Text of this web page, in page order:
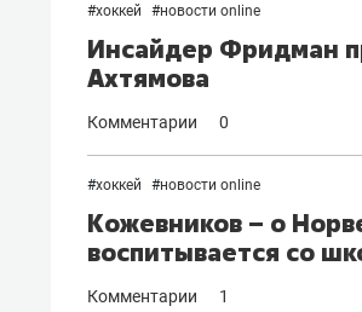
#хоккей #новости online
Инсайдер Фридман
Ахтямова
Комментарии 0
#хоккей #новости online
Кожевников – о
воспитывается со
Комментарии 1